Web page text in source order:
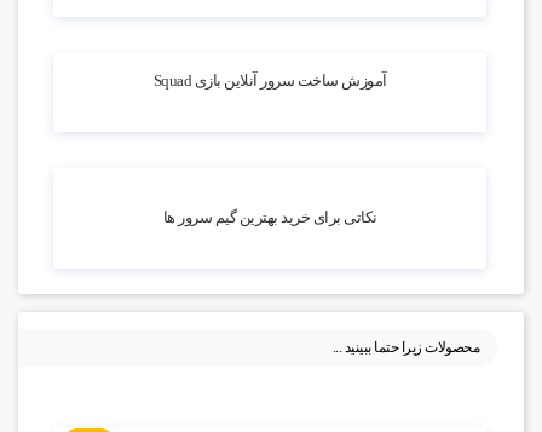
آموزش ساخت سرور آنلاین بازی Squad
نکاتی برای خرید بهترین گیم سرور ها
محصولات زیرا حتما ببینید ...